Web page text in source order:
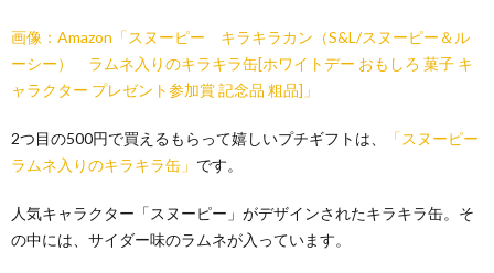
画像：Amazon「スヌーピー キラキラカン（S&L/スヌーピー＆ル
ーシー） ラムネ入りのキラキラ缶[ホワイトデー おもしろ 菓子 キ
ャラクター プレゼント参加賞 記念品 粗品]」
2つ目の500円で買えるもらって嬉しいプチギフトは、
「スヌーピー
ラムネ入りのキラキラ缶」 です。
人気キャラクター「スヌーピー」がデザインされたキラキラ缶。そ
の中には、サイダー味のラムネが入っています。